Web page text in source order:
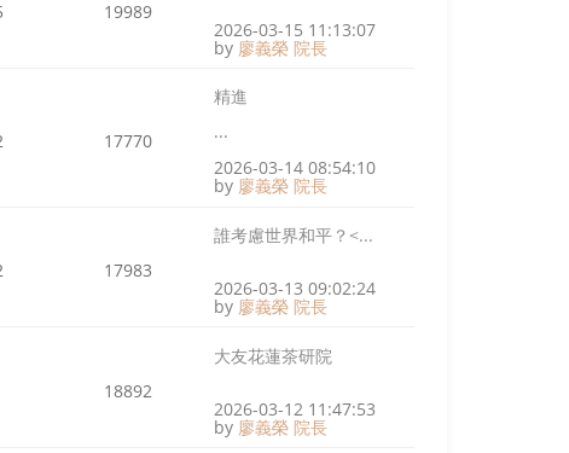
19989
2026-03-15 11:13:07
by 廖義榮 院長
17770
精進
...
2026-03-14 08:54:10
by 廖義榮 院長
17983
誰考慮世界和平？<...
2026-03-13 09:02:24
by 廖義榮 院長
18892
大友花蓮茶研院
2026-03-12 11:47:53
by 廖義榮 院長